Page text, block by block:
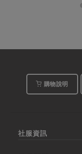
購物說明
社服資訊